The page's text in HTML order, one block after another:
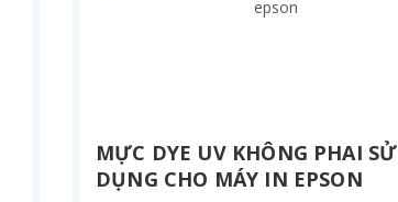
MỰC DYE UV KHÔNG PHAI SỬ
DỤNG CHO MÁY IN EPSON